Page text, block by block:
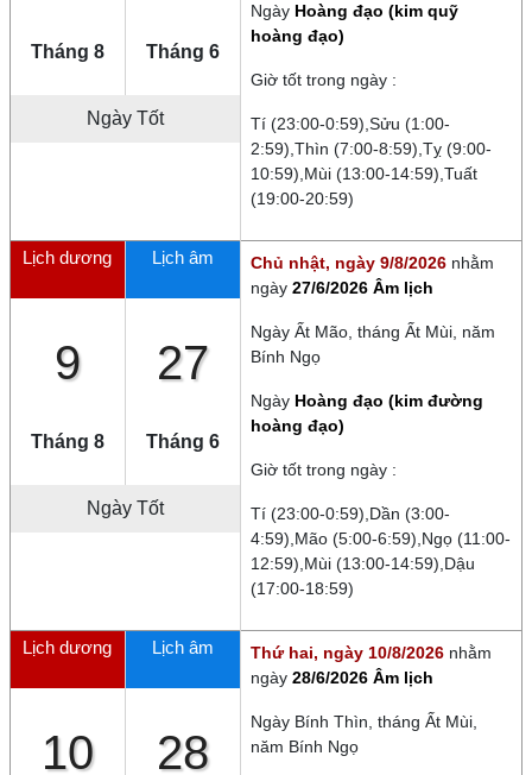
Tháng 8 Tháng 6
Ngày Tốt
Ngày Hoàng đạo (kim quỹ
hoàng đạo)
Giờ tốt trong ngày :
Tí (23:00-0:59),Sửu (1:00-
2:59),Thìn (7:00-8:59),Tỵ (9:00-
10:59),Mùi (13:00-14:59),Tuất
(19:00-20:59)
Lịch dương
9
Tháng 8
Lịch âm
27
Tháng 6
Ngày Tốt
Chủ nhật, ngày 9/8/2026 nhằm
ngày 27/6/2026 Âm lịch
Ngày Ất Mão , tháng Ất Mùi , năm
Bính Ngọ
Ngày Hoàng đạo (kim đường
hoàng đạo)
Giờ tốt trong ngày :
Tí (23:00-0:59),Dần (3:00-
4:59),Mão (5:00-6:59),Ngọ (11:00-
12:59),Mùi (13:00-14:59),Dậu
(17:00-18:59)
Lịch dương
10
Lịch âm
28
Thứ hai, ngày 10/8/2026 nhằm
ngày 28/6/2026 Âm lịch
Ngày Bính Thìn , tháng Ất Mùi
năm Bính Ngọ